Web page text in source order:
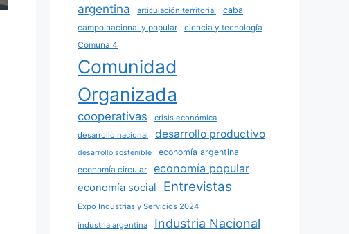
argentina articulación territorial
caba
campo nacional y popular
ciencia y tecnología
Comuna 4
Comunidad
Organizada
cooperativas
crisis económica
desarrollo nacional
desarrollo productivo
desarrollo sostenible
economía argentina
economía circular
economía popular
economía social Entrevistas
Expo Industrias y Servicios 2024
industria argentina
Industria Nacional